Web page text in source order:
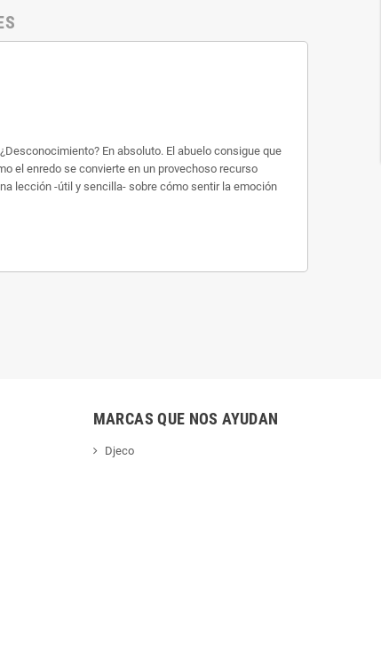
En absoluto. El abuelo consigue que
el enredo se convierte en un provechoso recurso
lección -útil y sencilla- sobre cómo sentir la emoción
MARCAS QUE NOS AYUDAN
Djeco